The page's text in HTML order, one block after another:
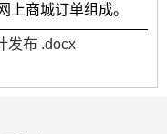
上商城订单组成。
发布 .docx